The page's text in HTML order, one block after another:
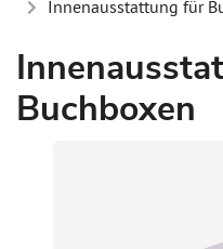
Innenausstattung für
Buchboxen